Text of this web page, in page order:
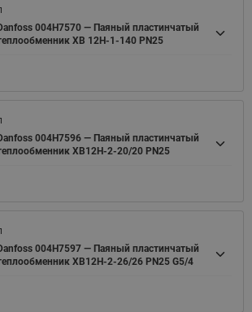
004H7570 — Паяный пластинчатый
XB 12H-1-140 PN25
004H7596 — Паяный пластинчатый
XB12H-2-20/20 PN25
004H7597 — Паяный пластинчатый
XB12H-2-26/26 PN25 G5/4